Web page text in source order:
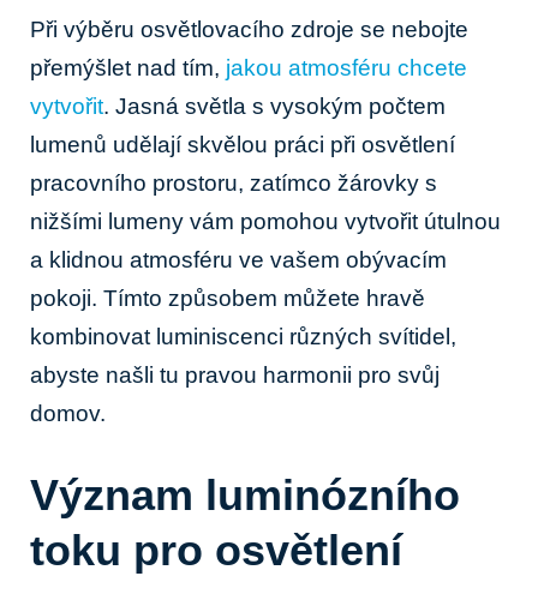
Při výběru osvětlovacího zdroje se nebojte
přemýšlet nad tím, jakou atmosféru chcete
vytvořit. Jasná světla s vysokým počtem
lumenů udělají skvělou práci při osvětlení
pracovního prostoru, zatímco žárovky s
nižšími lumeny vám pomohou vytvořit útulnou
a klidnou atmosféru ve vašem obývacím
pokoji. Tímto způsobem můžete hravě
kombinovat luminiscenci různých svítidel,
abyste našli tu pravou harmonii pro svůj
domov.
Význam luminózního
toku pro osvětlení